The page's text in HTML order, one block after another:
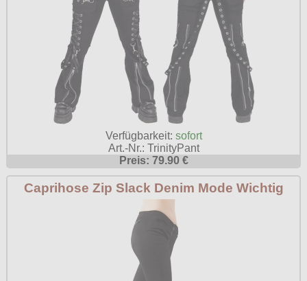
Verfügbarkeit: sofort
Art.-Nr.: TrinityPant
Preis: 79.90 €
Caprihose Zip Slack Denim Mode Wichtig